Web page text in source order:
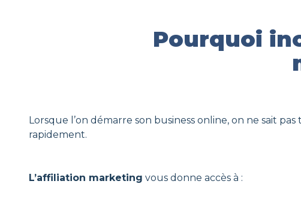
Pourquoi
Lorsque l’on démarre son business online, on ne sait
rapidement.
L’affiliation marketing vous donne accès à :